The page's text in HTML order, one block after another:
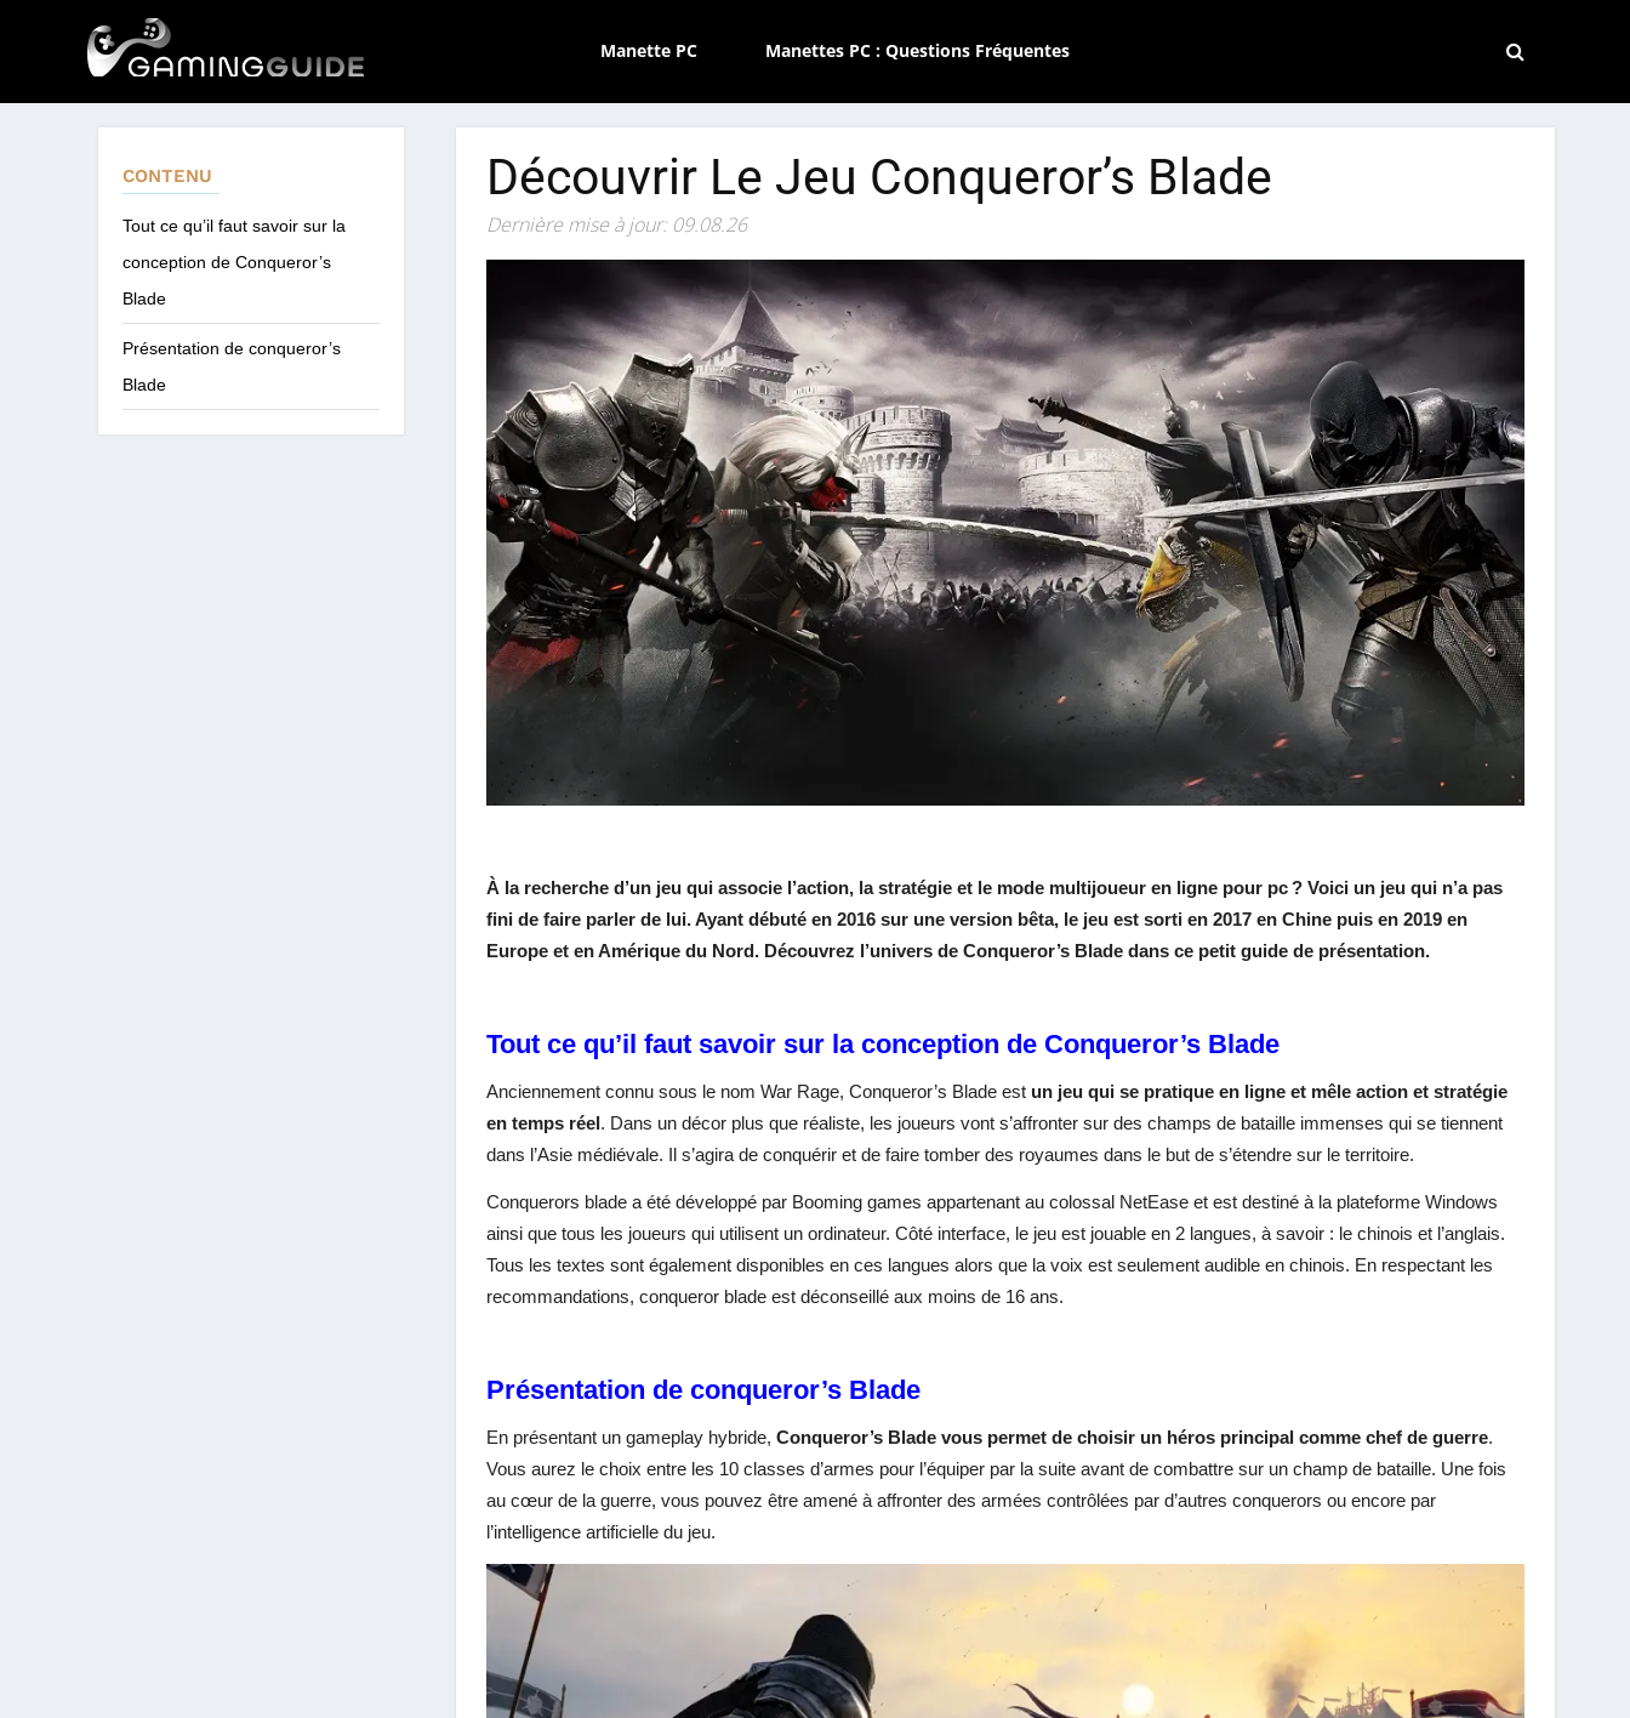
Manette PC Manettes PC : Questions Fréquentes
CONTENU
Tout ce qu’il faut savoir sur la
conception de Conqueror’s
Blade
Présentation de conqueror’s
Blade
Découvrir Le Jeu Conqueror’s Blade
Dernière mise à jour: 09.08.26
À la recherche d’un jeu qui associe l’action, la stratégie et le mode multijoueur en ligne pour pc ? Voici un jeu qui n’a pas
fini de faire parler de lui. Ayant débuté en 2016 sur une version bêta, le jeu est sorti en 2017 en Chine puis en 2019 en
Europe et en Amérique du Nord. Découvrez l’univers de Conqueror’s Blade dans ce petit guide de présentation.
Tout ce qu’il faut savoir sur la conception de Conqueror’s Blade
Anciennement connu sous le nom War Rage, Conqueror’s Blade est un jeu qui se pratique en ligne et mêle action et stratégie
en temps réel. Dans un décor plus que réaliste, les joueurs vont s’affronter sur des champs de bataille immenses qui se tiennent
dans l’Asie médiévale. Il s’agira de conquérir et de faire tomber des royaumes dans le but de s’étendre sur le territoire.
Conquerors blade a été développé par Booming games appartenant au colossal NetEase et est destiné à la plateforme Windows
ainsi que tous les joueurs qui utilisent un ordinateur. Côté interface, le jeu est jouable en 2 langues, à savoir : le chinois et l’anglais.
Tous les textes sont également disponibles en ces langues alors que la voix est seulement audible en chinois. En respectant les
recommandations, conqueror blade est déconseillé aux moins de 16 ans.
Présentation de conqueror’s Blade
En présentant un gameplay hybride,Conqueror’s Blade vous permet de choisir un héros principal comme chef de guerre.
Vous aurez le choix entre les 10 classes d’armes pour l’équiper par la suite avant de combattre sur un champ de bataille. Une fois
au cœur de la guerre, vous pouvez être amené à affronter des armées contrôlées par d’autres conquerors ou encore par
l’intelligence artificielle du jeu.